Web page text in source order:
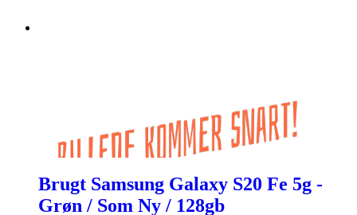
Brugt Samsung Galaxy S20 Fe 5g -
Grøn / Som Ny / 128gb